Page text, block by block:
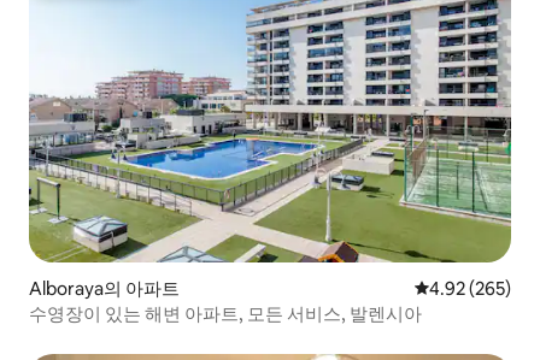
Alboraya의 아파트 평점 4.92점(5
4.92 (265)
수영장이 있는 해변 아파트, 모든 서비스, 발렌시아